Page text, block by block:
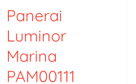
Panerai
Luminor
Marina
PAM00111